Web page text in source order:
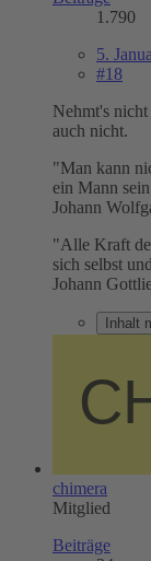
1.790
5.
#18
Nehmt's
auch nicht.
"Man kann
ein Mann
Johann
"Alle Kraft
sich selbst
Johann
Inhalt
chimera
Mitglied
Beiträge